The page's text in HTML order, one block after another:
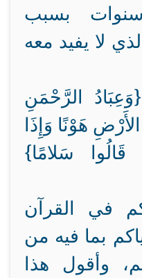
سنوات بسبب
لا يفيد معه
الرَّحْمَنِ
هَوْنًا وَإِذَا
سَلامًا}
في القرآن
بما فيه من
وأقول هذا